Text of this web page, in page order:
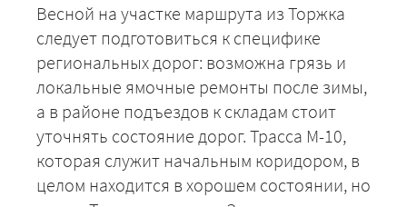
Весной на участке маршрута из Торжка
следует подготовиться к специфике
региональных дорог: возможна грязь и
локальные ямочные ремонты после зимы,
а в районе подъездов к складам стоит
уточнять состояние дорог. Трасса М-10,
которая служит начальным коридором, в
целом находится в хорошем состоянии, но